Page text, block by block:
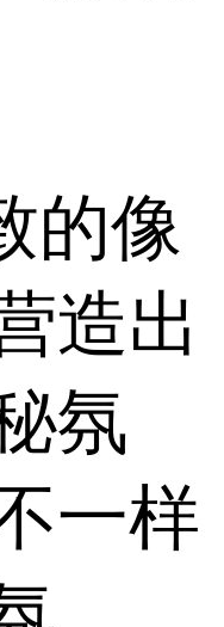
的像
造出
氛
一样